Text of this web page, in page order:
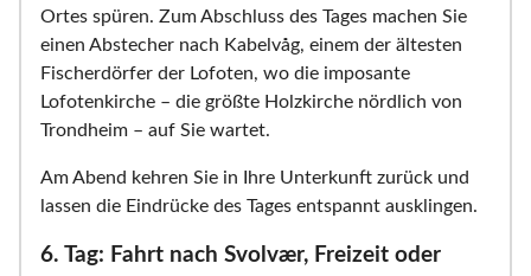
Ortes spüren. Zum Abschluss des Tages machen Sie
einen Abstecher nach Kabelvåg, einem der ältesten
Fischerdörfer der Lofoten, wo die imposante
Lofotenkirche – die größte Holzkirche nördlich von
Trondheim – auf Sie wartet.
Am Abend kehren Sie in Ihre Unterkunft zurück und
lassen die Eindrücke des Tages entspannt ausklingen.
6. Tag: Fahrt nach Svolvær, Freizeit oder